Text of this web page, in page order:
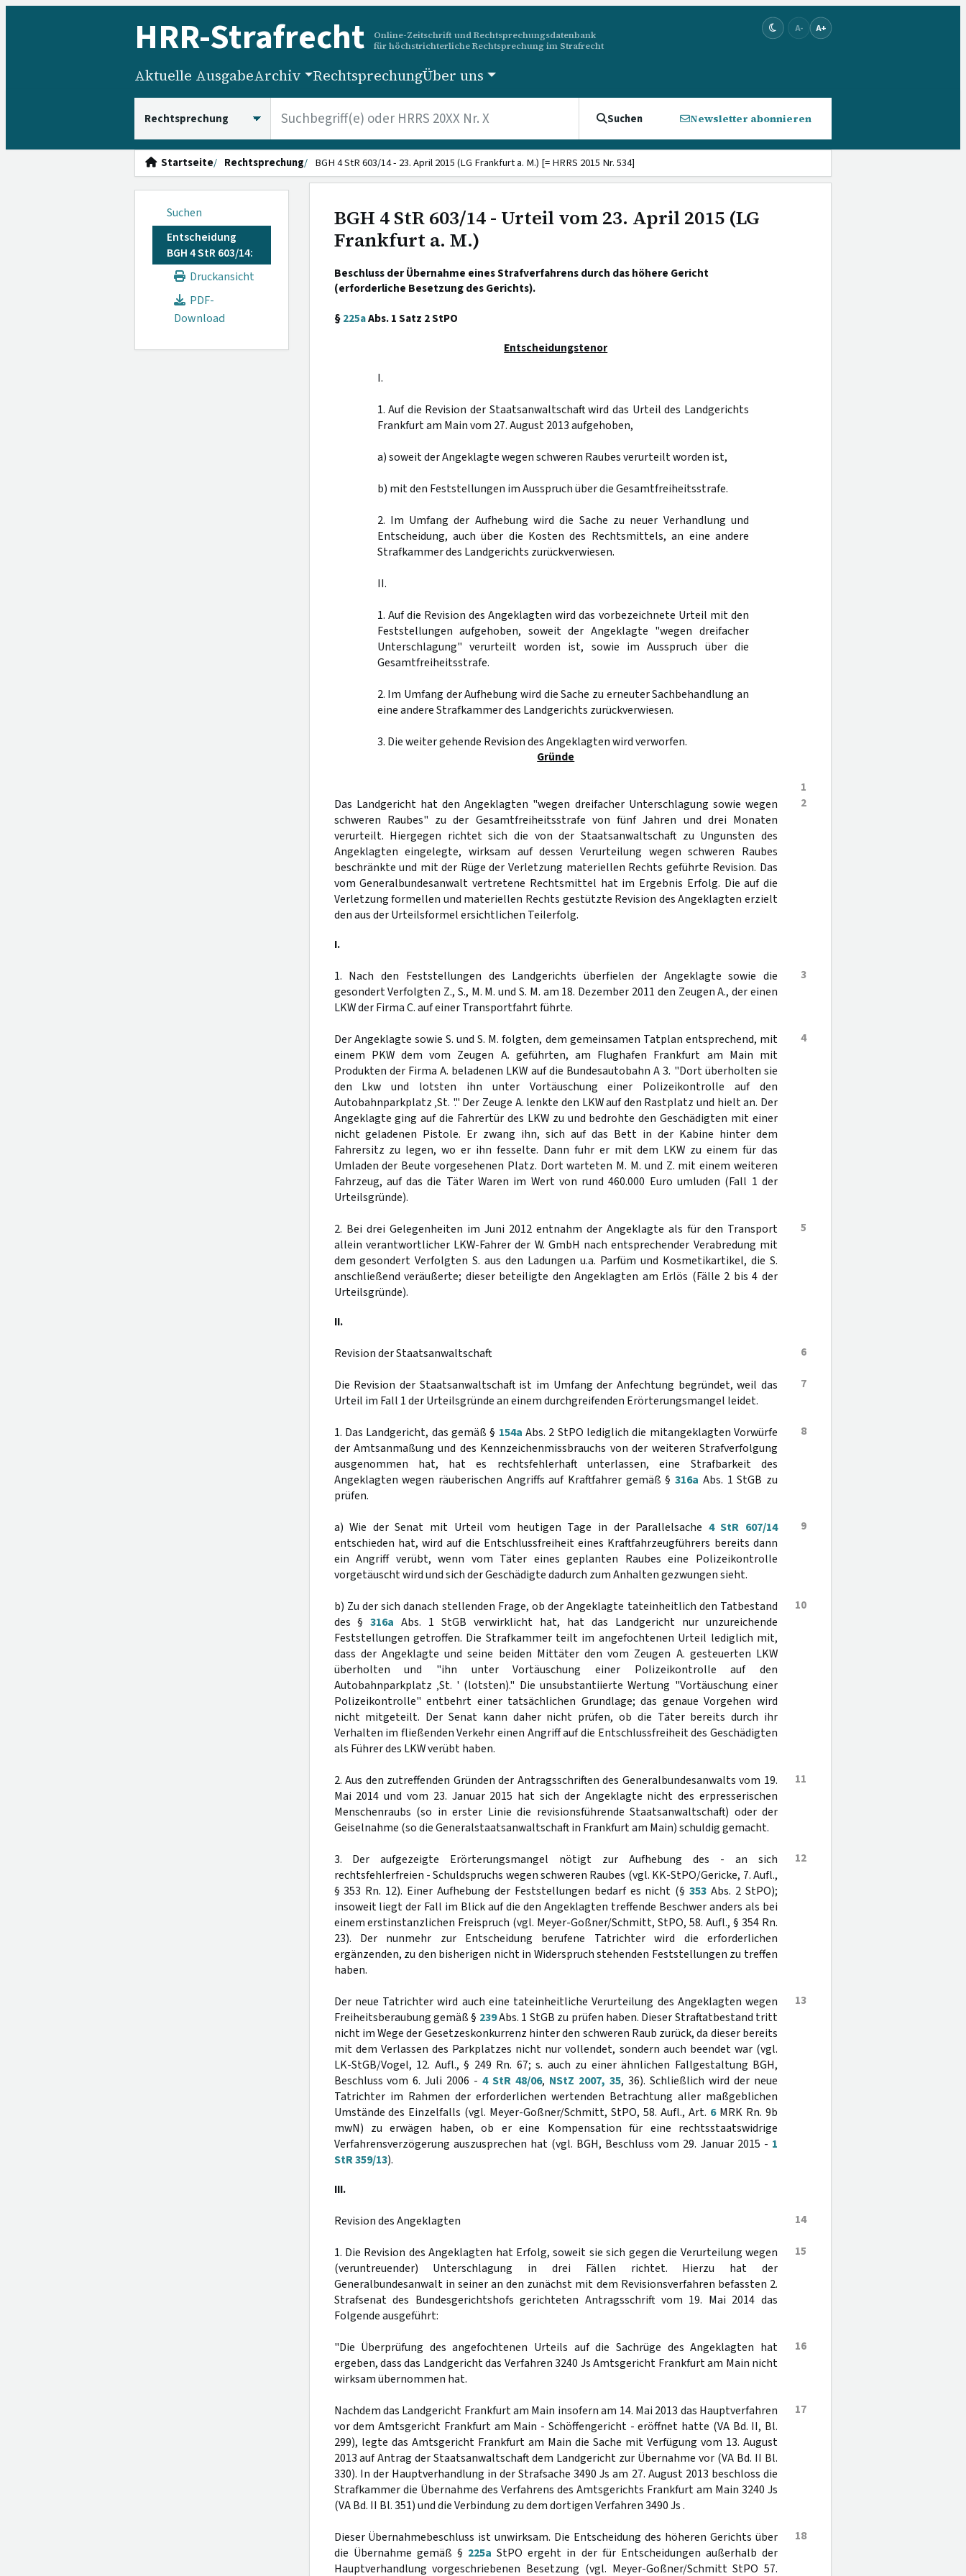
HRR-Strafrecht
Online-Zeitschrift und Rechtsprechungsdatenbank
für höchstrichterliche Rechtsprechung im Strafrecht
A- A+
Aktuelle AusgabeArchiv RechtsprechungÜber uns
Suchen Newsletter abonnieren
Startseite Rechtsprechung BGH 4 StR 603/14 - 23. April 2015 (LG Frankfurt a. M.) [= HRRS 2015 Nr. 534]
Suchen
Entscheidung
BGH 4 StR 603/14:
Druckansicht
PDF-
Download
BGH 4 StR 603/14 - Urteil vom 23. April 2015 (LG
Frankfurt a. M.)
Beschluss der Übernahme eines Strafverfahrens durch das höhere Gericht
(erforderliche Besetzung des Gerichts).
§225aAbs. 1 Satz 2 StPO
Entscheidungstenor
I.
1. Auf die Revision der Staatsanwaltschaft wird das Urteil des Landgerichts
Frankfurt am Main vom 27. August 2013 aufgehoben,
a) soweit der Angeklagte wegen schweren Raubes verurteilt worden ist,
b) mit den Feststellungen im Ausspruch über die Gesamtfreiheitsstrafe.
2. Im Umfang der Aufhebung wird die Sache zu neuer Verhandlung und
Entscheidung, auch über die Kosten des Rechtsmittels, an eine andere
Strafkammer des Landgerichts zurückverwiesen.
II.
1. Auf die Revision des Angeklagten wird das vorbezeichnete Urteil mit den
Feststellungen aufgehoben, soweit der Angeklagte "wegen dreifacher
Unterschlagung" verurteilt worden ist, sowie im Ausspruch über die
Gesamtfreiheitsstrafe.
2. Im Umfang der Aufhebung wird die Sache zu erneuter Sachbehandlung an
eine andere Strafkammer des Landgerichts zurückverwiesen.
3. Die weiter gehende Revision des Angeklagten wird verworfen.
Gründe
1
2
Das Landgericht hat den Angeklagten "wegen dreifacher Unterschlagung sowie wegen
schweren Raubes" zu der Gesamtfreiheitsstrafe von fünf Jahren und drei Monaten
verurteilt. Hiergegen richtet sich die von der Staatsanwaltschaft zu Ungunsten des
Angeklagten eingelegte, wirksam auf dessen Verurteilung wegen schweren Raubes
beschränkte und mit der Rüge der Verletzung materiellen Rechts geführte Revision. Das
vom Generalbundesanwalt vertretene Rechtsmittel hat im Ergebnis Erfolg. Die auf die
Verletzung formellen und materiellen Rechts gestützte Revision des Angeklagten erzielt
den aus der Urteilsformel ersichtlichen Teilerfolg.
I.
3
1. Nach den Feststellungen des Landgerichts überfielen der Angeklagte sowie die
gesondert Verfolgten Z., S., M. M. und S. M. am 18. Dezember 2011 den Zeugen A., der einen
LKW der Firma C. auf einer Transportfahrt führte.
4
Der Angeklagte sowie S. und S. M. folgten, dem gemeinsamen Tatplan entsprechend, mit
einem PKW dem vom Zeugen A. geführten, am Flughafen Frankfurt am Main mit
Produkten der Firma A. beladenen LKW auf die Bundesautobahn A 3. "Dort überholten sie
den Lkw und lotsten ihn unter Vortäuschung einer Polizeikontrolle auf den
Autobahnparkplatz ‚St. '." Der Zeuge A. lenkte den LKW auf den Rastplatz und hielt an. Der
Angeklagte ging auf die Fahrertür des LKW zu und bedrohte den Geschädigten mit einer
nicht geladenen Pistole. Er zwang ihn, sich auf das Bett in der Kabine hinter dem
Fahrersitz zu legen, wo er ihn fesselte. Dann fuhr er mit dem LKW zu einem für das
Umladen der Beute vorgesehenen Platz. Dort warteten M. M. und Z. mit einem weiteren
Fahrzeug, auf das die Täter Waren im Wert von rund 460.000 Euro umluden (Fall 1 der
Urteilsgründe).
5
2. Bei drei Gelegenheiten im Juni 2012 entnahm der Angeklagte als für den Transport
allein verantwortlicher LKW-Fahrer der W. GmbH nach entsprechender Verabredung mit
dem gesondert Verfolgten S. aus den Ladungen u.a. Parfüm und Kosmetikartikel, die S.
anschließend veräußerte; dieser beteiligte den Angeklagten am Erlös (Fälle 2 bis 4 der
Urteilsgründe).
II.
6
Revision der Staatsanwaltschaft
7
Die Revision der Staatsanwaltschaft ist im Umfang der Anfechtung begründet, weil das
Urteil im Fall 1 der Urteilsgründe an einem durchgreifenden Erörterungsmangel leidet.
8
1. Das Landgericht, das gemäß § 154a Abs. 2 StPO lediglich die mitangeklagten Vorwürfe
der Amtsanmaßung und des Kennzeichenmissbrauchs von der weiteren Strafverfolgung
ausgenommen hat, hat es rechtsfehlerhaft unterlassen, eine Strafbarkeit des
Angeklagten wegen räuberischen Angriffs auf Kraftfahrer gemäß §316a Abs. 1 StGB zu
prüfen.
9
a) Wie der Senat mit Urteil vom heutigen Tage in der Parallelsache 4 StR 607/14
entschieden hat, wird auf die Entschlussfreiheit eines Kraftfahrzeugführers bereits dann
ein Angriff verübt, wenn vom Täter eines geplanten Raubes eine Polizeikontrolle
vorgetäuscht wird und sich der Geschädigte dadurch zum Anhalten gezwungen sieht.
10
b) Zu der sich danach stellenden Frage, ob der Angeklagte tateinheitlich den Tatbestand
des §316a Abs. 1 StGB verwirklicht hat, hat das Landgericht nur unzureichende
Feststellungen getroffen. Die Strafkammer teilt im angefochtenen Urteil lediglich mit,
dass der Angeklagte und seine beiden Mittäter den vom Zeugen A. gesteuerten LKW
überholten und "ihn unter Vortäuschung einer Polizeikontrolle auf den
Autobahnparkplatz ‚St. ' (lotsten)." Die unsubstantiierte Wertung "Vortäuschung einer
Polizeikontrolle" entbehrt einer tatsächlichen Grundlage; das genaue Vorgehen wird
nicht mitgeteilt. Der Senat kann daher nicht prüfen, ob die Täter bereits durch ihr
Verhalten im fließenden Verkehr einen Angriff auf die Entschlussfreiheit des Geschädigten
als Führer des LKW verübt haben.
11
2. Aus den zutreffenden Gründen der Antragsschriften des Generalbundesanwalts vom 19.
Mai 2014 und vom 23. Januar 2015 hat sich der Angeklagte nicht des erpresserischen
Menschenraubs (so in erster Linie die revisionsführende Staatsanwaltschaft) oder der
Geiselnahme (so die Generalstaatsanwaltschaft in Frankfurt am Main) schuldig gemacht.
12
3. Der aufgezeigte Erörterungsmangel nötigt zur Aufhebung des - an sich
rechtsfehlerfreien - Schuldspruchs wegen schweren Raubes (vgl. KK-StPO/Gericke, 7. Aufl.,
§ 353 Rn. 12). Einer Aufhebung der Feststellungen bedarf es nicht (§353 Abs. 2 StPO);
insoweit liegt der Fall im Blick auf die den Angeklagten treffende Beschwer anders als bei
einem erstinstanzlichen Freispruch (vgl. Meyer-Goßner/Schmitt, StPO, 58. Aufl., § 354 Rn.
23). Der nunmehr zur Entscheidung berufene Tatrichter wird die erforderlichen
ergänzenden, zu den bisherigen nicht in Widerspruch stehenden Feststellungen zu treffen
haben.
13
Der neue Tatrichter wird auch eine tateinheitliche Verurteilung des Angeklagten wegen
Freiheitsberaubung gemäß § 239Abs. 1 StGB zu prüfen haben. Dieser Straftatbestand tritt
nicht im Wege der Gesetzeskonkurrenz hinter den schweren Raub zurück, da dieser bereits
mit dem Verlassen des Parkplatzes nicht nur vollendet, sondern auch beendet war (vgl.
LK-StGB/Vogel, 12. Aufl., § 249 Rn. 67; s. auch zu einer ähnlichen Fallgestaltung BGH,
Beschluss vom 6. Juli 2006 -4 StR 48/06, NStZ 2007, 35, 36). Schließlich wird der neue
Tatrichter im Rahmen der erforderlichen wertenden Betrachtung aller maßgeblichen
Umstände des Einzelfalls (vgl. Meyer-Goßner/Schmitt, StPO, 58. Aufl., Art. 6MRK Rn. 9b
mwN) zu erwägen haben, ob er eine Kompensation für eine rechtsstaatswidrige
Verfahrensverzögerung auszusprechen hat (vgl. BGH, Beschluss vom 29. Januar 2015 - 1
StR 359/13).
III.
14
Revision des Angeklagten
15
1. Die Revision des Angeklagten hat Erfolg, soweit sie sich gegen die Verurteilung wegen
(veruntreuender) Unterschlagung in drei Fällen richtet. Hierzu hat der
Generalbundesanwalt in seiner an den zunächst mit dem Revisionsverfahren befassten 2.
Strafsenat des Bundesgerichtshofs gerichteten Antragsschrift vom 19. Mai 2014 das
Folgende ausgeführt:
16
"Die Überprüfung des angefochtenen Urteils auf die Sachrüge des Angeklagten hat
ergeben, dass das Landgericht das Verfahren 3240 Js Amtsgericht Frankfurt am Main nicht
wirksam übernommen hat.
17
Nachdem das Landgericht Frankfurt am Main insofern am 14. Mai 2013 das Hauptverfahren
vor dem Amtsgericht Frankfurt am Main - Schöffengericht - eröffnet hatte (VA Bd. II, Bl.
299), legte das Amtsgericht Frankfurt am Main die Sache mit Verfügung vom 13. August
2013 auf Antrag der Staatsanwaltschaft dem Landgericht zur Übernahme vor (VA Bd. II Bl.
330). In der Hauptverhandlung in der Strafsache 3490 Js am 27. August 2013 beschloss die
Strafkammer die Übernahme des Verfahrens des Amtsgerichts Frankfurt am Main 3240 Js
(VA Bd. II Bl. 351) und die Verbindung zu dem dortigen Verfahren 3490 Js .
18
Dieser Übernahmebeschluss ist unwirksam. Die Entscheidung des höheren Gerichts über
die Übernahme gemäß § 225a StPO ergeht in der für Entscheidungen außerhalb der
Hauptverhandlung vorgeschriebenen Besetzung (vgl. Meyer-Goßner/Schmitt StPO 57.